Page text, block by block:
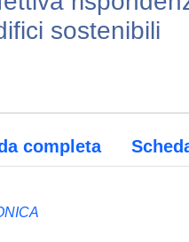
sostenibili
completa